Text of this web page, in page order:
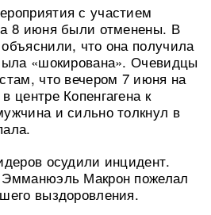
с участием
8 июня были отменены. В
что она получила
«шокирована». Очевидцы
что вечером 7 июня на
центре Копенгагена к
и сильно толкнул в
осудили инцидент.
Макрон пожелал
выздоровления.